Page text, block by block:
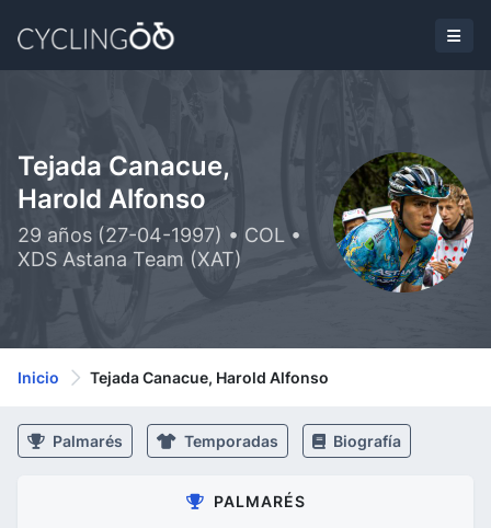
Tejada Canacue,
Harold Alfonso
29 años (27-04-1997) • COL •
XDS Astana Team (XAT)
Inicio Tejada Canacue, Harold Alfonso
Palmarés Temporadas Biografía
PALMARÉS